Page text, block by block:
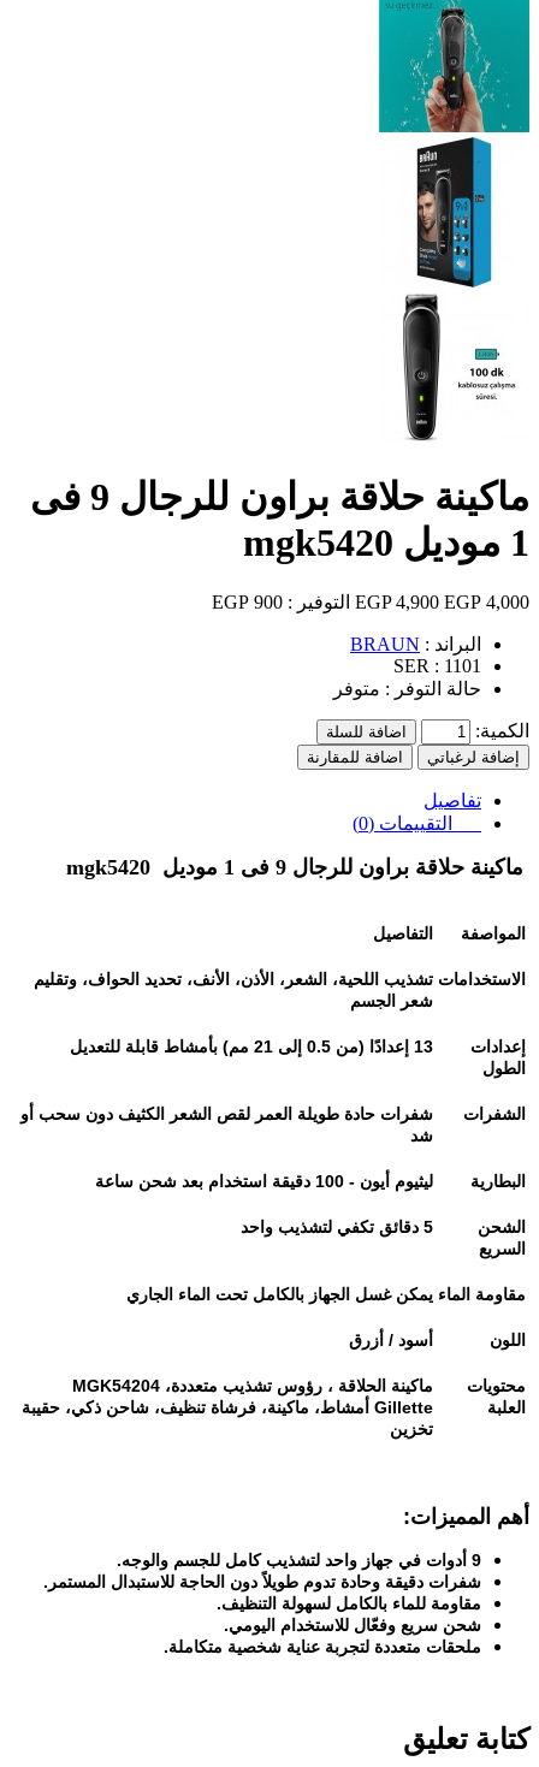
ماكينة حلاقة براون للرجال 9 فى
1 موديل mgk5420
4,000 EGP
4,900 EGP التوفير : 900 EGP
البراند : BRAUN
SER : 1101
حالة التوفر : متوفر
الكمية:
اضافة للسلة
إضافة لرغباتي
اضافة للمقارنة
تفاصيل
التقييمات (0)
ماكينة حلاقة براون للرجال 9 فى 1 موديل mgk5420
المواصفة التفاصيل
الاستخدامات تشذيب اللحية، الشعر، الأذن، الأنف، تحديد الحواف، وتقليم
شعر الجسم
إعدادات
الطول
13 إعدادًا (من 0.5 إلى 21 مم) بأمشاط قابلة للتعديل
الشفرات
شفرات حادة طويلة العمر لقص الشعر الكثيف دون سحب أو
شد
البطارية ليثيوم أيون - 100 دقيقة استخدام بعد شحن ساعة
الشحن
السريع
5 دقائق تكفي لتشذيب واحد
مقاومة الماء يمكن غسل الجهاز بالكامل تحت الماء الجاري
اللون أسود / أزرق
محتويات
العلبة
ماكينة الحلاقة
، رؤوس تشذيب متعددة، 4
أمشاط، ماكينة Gillette
، فرشاة تنظيف، شاحن ذكي، حقيبة
تخزين
أهم المميزات:
9 أدوات في جهاز واحد لتشذيب كامل للجسم والوجه.
شفرات دقيقة وحادة تدوم طويلاً دون الحاجة للاستبدال المستمر .
مقاومة للماء بالكامل لسهولة التنظيف.
شحن سريع وفعّال للاستخدام اليومي.
ملحقات متعددة لتجربة عناية شخصية متكاملة.
كتابة تعليق